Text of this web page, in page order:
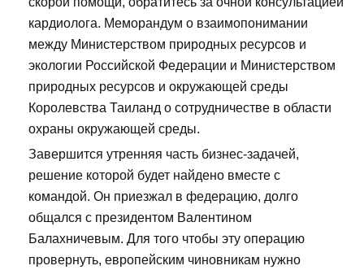
кардиолога. Меморандум о взаимопонимании
между Министерством природных ресурсов и
экологии Российской Федерации и Министерством
природных ресурсов и окружающей среды
Королевства Таиланд о сотрудничестве в области
охраны окружающей среды.
Завершится утренняя часть бизнес-задачей,
решение которой будет найдено вместе с
командой. Он приезжал в федерацию, долго
общался с президентом Валентином
Балахничевым. Для того чтобы эту операцию
провернуть, европейским чиновникам нужно